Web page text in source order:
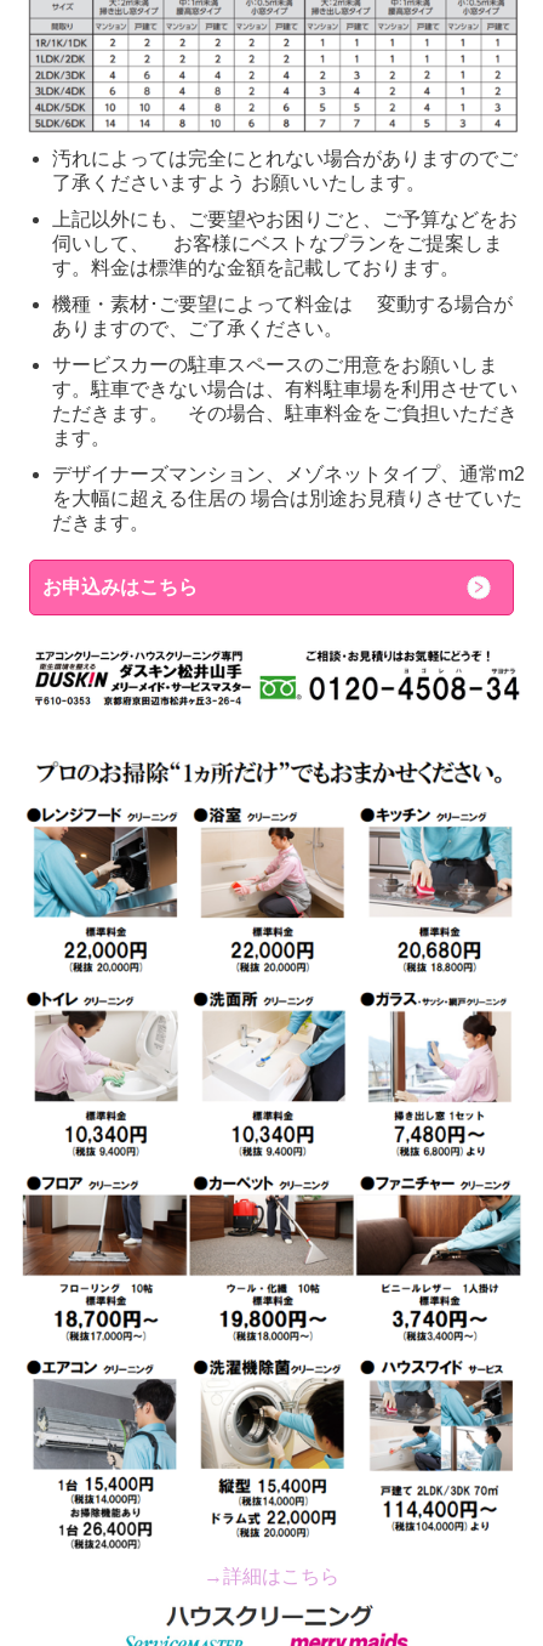
汚れによっては完全にとれない場合がありますのでご
了承くださいますよう お願いいたします。
上記以外にも、ご要望やお困りごと、ご予算などをお
伺いして、 お客様にベストなプランをご提案しま
す。料金は標準的な金額を記載しております。
機種・素材･ご要望によって料金は 変動する場合が
ありますので、ご了承ください。
サービスカーの駐車スペースのご用意をお願いしま
す。駐車できない場合は、有料駐車場を利用させてい
ただきます。 その場合、駐車料金をご負担いただき
ます。
デザイナーズマンション、メゾネットタイプ、通常m2
を大幅に超える住居の 場合は別途お見積りさせていた
だきます。
お申込みはこちら
→詳細はこちら